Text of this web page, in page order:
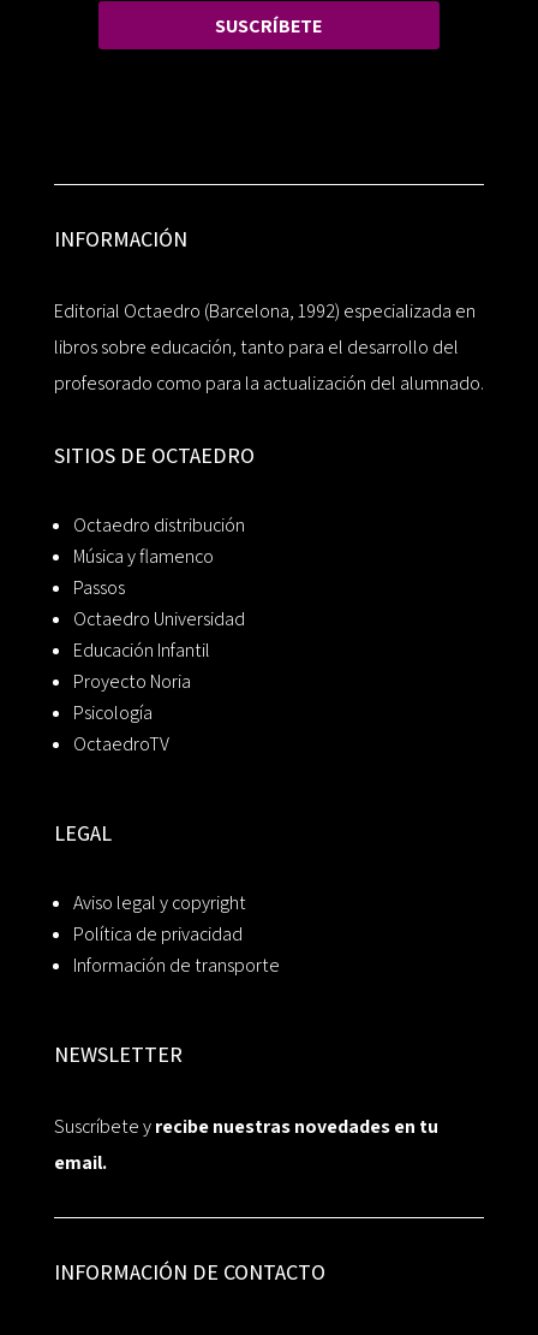
SUSCRÍBETE
INFORMACIÓN
Editorial Octaedro (Barcelona, 1992) especializada en
libros sobre educación, tanto para el desarrollo del
profesorado como para la actualización del alumnado.
SITIOS DE OCTAEDRO
Octaedro distribución
Música y flamenco
Passos
Octaedro Universidad
Educación Infantil
Proyecto Noria
Psicología
OctaedroTV
LEGAL
Aviso legal y copyright
Política de privacidad
Información de transporte
NEWSLETTER
Suscríbete yrecibe nuestras novedades en tu
email.
INFORMACIÓN DE CONTACTO